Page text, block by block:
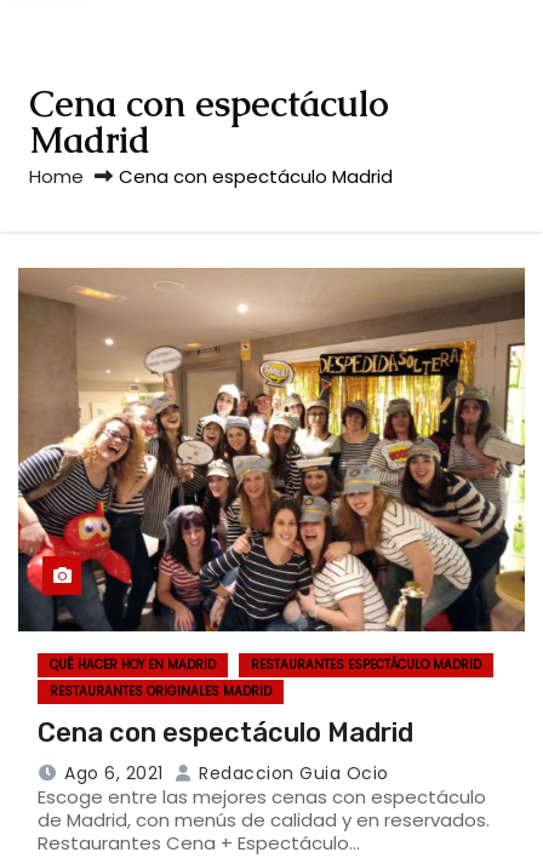
Cena con espectáculo
Madrid
Home Cena con espectáculo Madrid
QUÉ HACER HOY EN MADRID
RESTAURANTES ESPECTÁCULO MADRID
RESTAURANTES ORIGINALES MADRID
Cena con espectáculo Madrid
Ago 6, 2021 Redaccion Guia Ocio
Escoge entre las mejores cenas con espectáculo
de Madrid, con menús de calidad y en reservados.
Restaurantes Cena + Espectáculo…